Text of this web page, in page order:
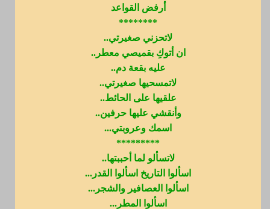
أرفض القواعد
********
لاتحزني صغيرتي..
ان أتوكِ بقميصي معطر..
عليه بقعة دم..
لاتمسحيها صغيرتي..
علقيها على الحائط..
وأنقشي عليها حرفين..
اسمك وعروبتي...
*********
لاتسألو لما أحببتها..
اسألوا التاريخ اسألوا القدر...
اسألوا العصافير والشجر...
اسألوا المطر...